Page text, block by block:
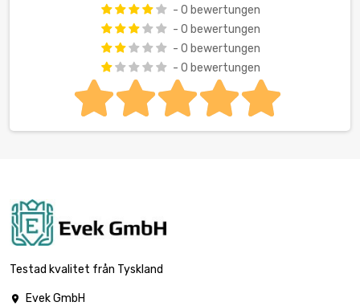
- 0 bewertungen
- 0 bewertungen
- 0 bewertungen
- 0 bewertungen
Testad kvalitet från Tyskland

Evek GmbH